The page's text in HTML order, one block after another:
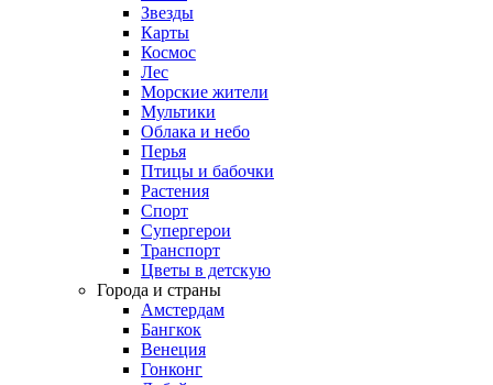
Звезды
Карты
Космос
Лес
Морские жители
Мультики
Облака и небо
Перья
Птицы и бабочки
Растения
Спорт
Супергерои
Транспорт
Цветы в детскую
Города и страны
Амстердам
Бангкок
Венеция
Гонконг